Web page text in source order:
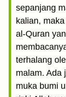
sepanjang
kalian,
al-Quran
terhalang
malam. Ada
muka bumi